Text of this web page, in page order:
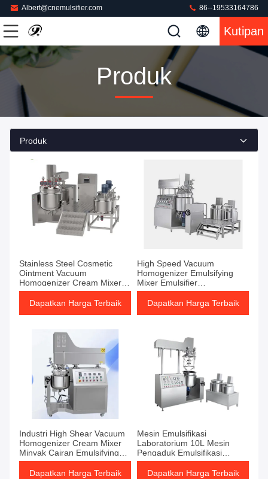
Albert@cnemulsifier.com 86--19533164786
Kutipan
Produk
Produk
Stainless Steel Cosmetic
Ointment Vacuum
Homogenizer Cream Mixer
Emulsifying Homogenizer
Mixer
Dapatkan Harga Terbaik
High Speed Vacuum
Homogenizer Emulsifying
Mixer Emulsifier
Homogenizer Untuk Krim
Kosmetik
Dapatkan Harga Terbaik
Industri High Shear Vacuum
Homogenizer Cream Mixer
Minyak Cairan Emulsifying
Mixer
Dapatkan Harga Terbaik
Mesin Emulsifikasi
Laboratorium 10L Mesin
Pengaduk Emulsifikasi
Vakum
Dapatkan Harga Terbaik